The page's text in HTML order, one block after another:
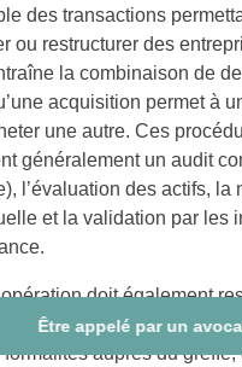
Être appelé par un
des transactions
ou restructurer des
la combinaison de
acquisition permet à
une autre. Ces
généralement un audit
l’évaluation des actifs, la
et la validation par les
doit également
légales strictes :
auprès du greffe,